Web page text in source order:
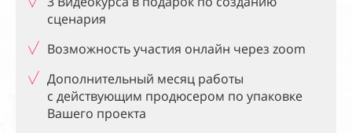
сценария
Возможность участия онлайн через zoom
Дополнительный месяц работы
с действующим продюсером по упаковке
Вашего проекта